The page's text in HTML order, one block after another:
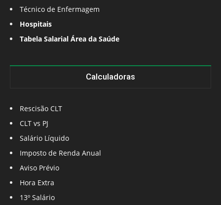
Técnico de Enfermagem
Hospitais
Tabela Salarial Área da Saúde
Calculadoras
Rescisão CLT
CLT vs PJ
Salário Líquido
Imposto de Renda Anual
Aviso Prévio
Hora Extra
13º Salário